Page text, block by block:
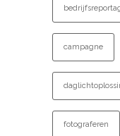
campagne
fotograferen